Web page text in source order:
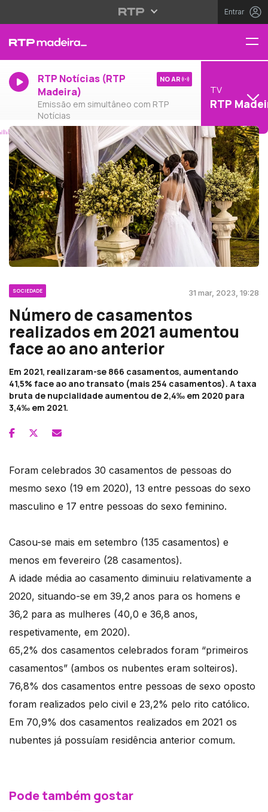
Entrar
RTP Notícias (RTP
Madeira)
Emissão em simultâneo com RTP
Notícias
NO AR
TV
RTP
SOCIEDADE 31 mar, 2023, 19:28
Número de casamentos
realizados em 2021 aumentou
face ao ano anterior
Em 2021, realizaram-se 866 casamentos, aumentando
41,5% face ao ano transato (mais 254 casamentos). A taxa
bruta de nupcialidade aumentou de 2,4‰ em 2020 para
3,4‰ em 2021.
Foram celebrados 30 casamentos de pessoas do
mesmo sexo (19 em 2020), 13 entre pessoas do sexo
masculino e 17 entre pessoas do sexo feminino.
Casou-se mais em setembro (135 casamentos) e
menos em fevereiro (28 casamentos).
A idade média ao casamento diminuiu relativamente a
2020, situando-se em 39,2 anos para os homens e
36,2 para as mulheres (40,0 e 36,8 anos,
respetivamente, em 2020).
65,2% dos casamentos celebrados foram “primeiros
casamentos” (ambos os nubentes eram solteiros).
76,8% dos casamentos entre pessoas de sexo oposto
foram realizados pelo civil e 23,2% pelo rito católico.
Em 70,9% dos casamentos realizados em 2021 os
nubentes já possuíam residência anterior comum.
Pode também gostar